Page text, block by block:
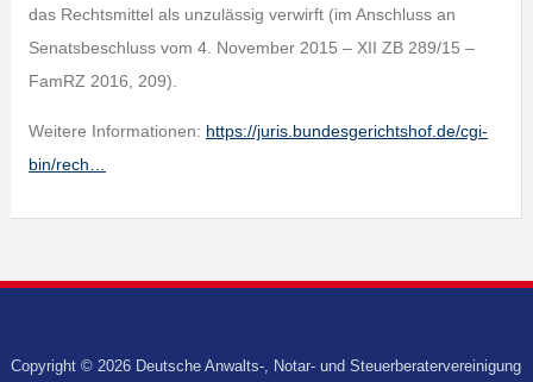
das Rechtsmittel als unzulässig verwirft (im Anschluss an
Senatsbeschluss vom 4. November 2015 – XII ZB 289/15 –
FamRZ 2016, 209).
Weitere Informationen: https://juris.bundesgerichtshof.de/cgi-
bin/rech…
Copyright © 2026 Deutsche Anwalts-, Notar- und Steuerberatervereinigung